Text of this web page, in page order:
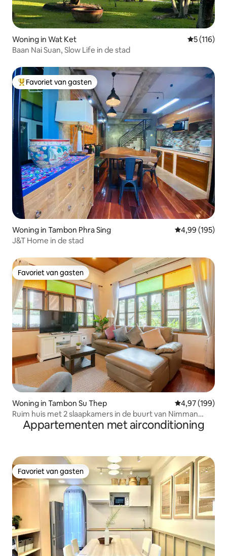
Woning in Wat Ket
5 (116)
Baan Nai Suan, Slow Life in de stad
Topfavoriet van gasten
Favoriet van gasten
Woning in Tambon Phra Sing Gemiddelde
4,99 (195)
J&T Home in de stad
Favoriet van gasten
Favoriet van gasten
Woning in Tambon Su Thep Gemiddelde
4,97 (199)
Ruim huis met 2 slaapkamers in de buurt van Nimman
RoadAppartementen met airconditioning
Favoriet van gasten
Favoriet van gasten